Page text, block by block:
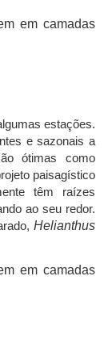
o
estações.
e sazonais a
ótimas como
paisagístico
têm raízes
ao seu redor.
Helianthus